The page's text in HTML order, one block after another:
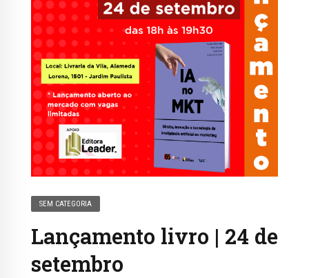
SEM CATEGORIA
Lançamento livro | 24 de
setembro